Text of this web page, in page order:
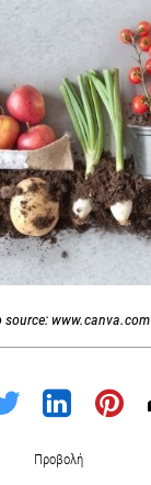
source: www.canva.com
Προβολή